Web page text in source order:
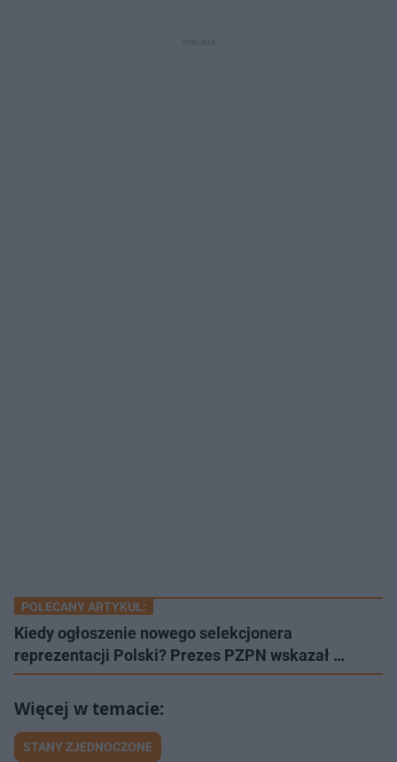
POLECANY ARTYKUŁ:
Kiedy ogłoszenie nowego selekcjonera
reprezentacji Polski? Prezes PZPN wskazał …
STANY ZJEDNOCZONE